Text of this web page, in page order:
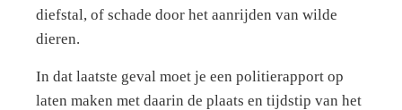
diefstal, of schade door het aanrijden van wilde
dieren.
In dat laatste geval moet je een politierapport op
laten maken met daarin de plaats en tijdstip van het